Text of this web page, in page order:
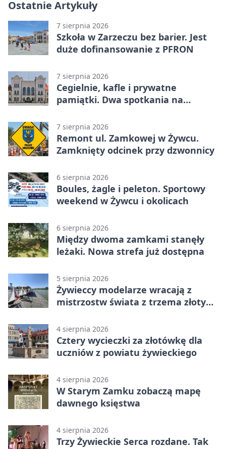
Ostatnie Artykuły
7 sierpnia 2026
Szkoła w Zarzeczu bez barier. Jest
duże dofinansowanie z PFRON
7 sierpnia 2026
Cegielnie, kafle i prywatne
pamiątki. Dwa spotkania na
7 sierpnia 2026
Remont ul. Zamkowej w Żywcu.
Zamknięty odcinek przy dzwonnicy
6 sierpnia 2026
Boules, żagle i peleton. Sportowy
weekend w Żywcu i okolicach
6 sierpnia 2026
Między dwoma zamkami stanęły
leżaki. Nowa strefa już dostępna
5 sierpnia 2026
Żywieccy modelarze wracają z
mistrzostw świata z trzema złotymi
4 sierpnia 2026
Cztery wycieczki za złotówkę dla
uczniów z powiatu żywieckiego
4 sierpnia 2026
W Starym Zamku zobaczą mapę
dawnego księstwa
4 sierpnia 2026
Trzy Żywieckie Serca rozdane. Tak